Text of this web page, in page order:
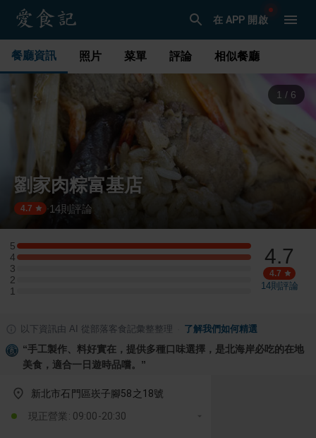
在 APP 開啟
餐廳資訊 照片 菜單 評論 相似餐廳
2 / 6
劉家肉粽富基店
4.7 ·14則評論
5
5 星：3 則評論
4
4 星：3 則評論
3
3 星：0 則評論
2
2 星：0 則評論
1
1 星：0 則評論
4.7
4.7
14則評論
以下資訊由 AI 從部落客食記彙整整理 了解我們如何精選
“手工製作、料好實在，提供多種口味選擇，是北海岸必吃的在地
美食，適合一日遊時品嚐。 ”
新北市石門區崁子腳58之18號
現正營業: 09:00-20:30